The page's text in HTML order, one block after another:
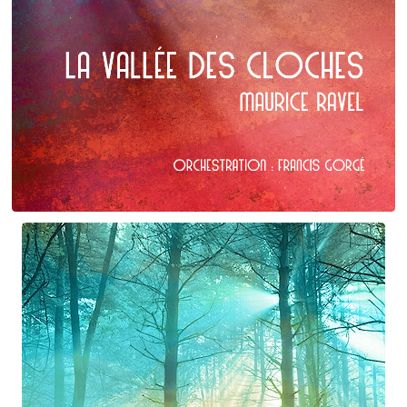
Maurice Ravel
La Vallée des cloches